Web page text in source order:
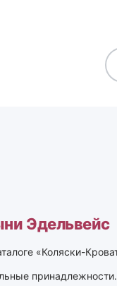
Эдельвейс
«Коляски-